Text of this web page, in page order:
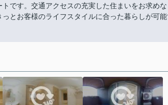
です。交通アクセスの充実した住まいをお求めな
とお客様のライフスタイルに合った暮らしが可